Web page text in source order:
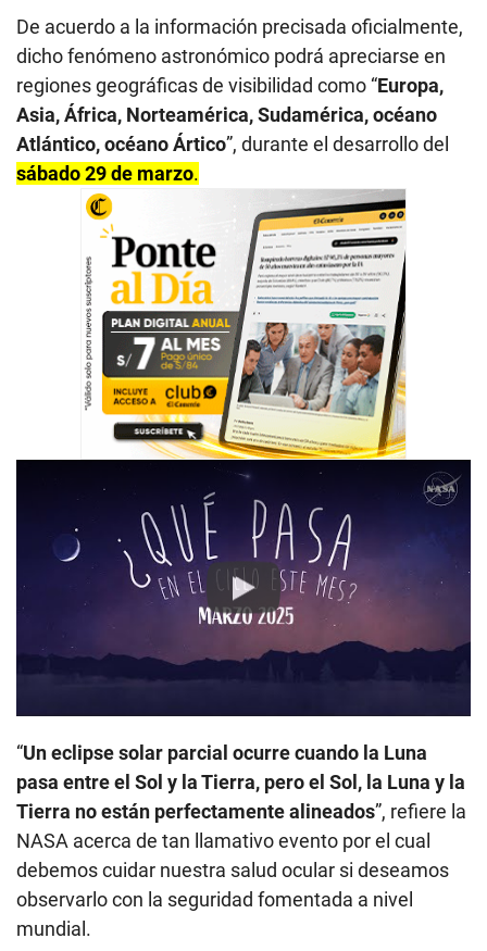
De acuerdo a la información precisada oficialmente,
dicho fenómeno astronómico podrá apreciarse en
regiones geográficas de visibilidad como “Europa,
Asia, África, Norteamérica, Sudamérica, océano
Atlántico, océano Ártico”, durante el desarrollo del
sábado 29 de marzo.
Play
“Un eclipse solar parcial ocurre cuando la Luna
pasa entre el Sol y la Tierra, pero el Sol, la Luna y la
Tierra no están perfectamente alineados”, refiere la
NASA acerca de tan llamativo evento por el cual
debemos cuidar nuestra salud ocular si deseamos
observarlo con la seguridad fomentada a nivel
mundial.